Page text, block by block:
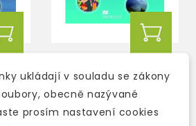
PUPIL'S BOOK
3-5 dní
ukládají v souladu se zákony
obecně nazývané
prosím nastavení cookies